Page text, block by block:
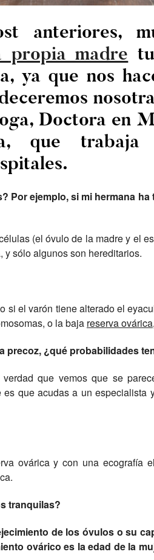
anteriores,
propia madre
ya que nos
Doctora en
que
ejemplo, si mi hermana ha
(el óvulo de la madre y el
sólo algunos son hereditarios.
o si el varón tiene alterado el
o la baja reserva ovárica
¿qué probabilidades
que vemos que se
que acudas a un especialista
ovárica y con una ecografía
tranquilas?
de los óvulos o su
ovárico es la edad de la